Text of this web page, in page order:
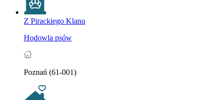
Z Pirackiego Klanu
Hodowla psów
Poznań (61-001)